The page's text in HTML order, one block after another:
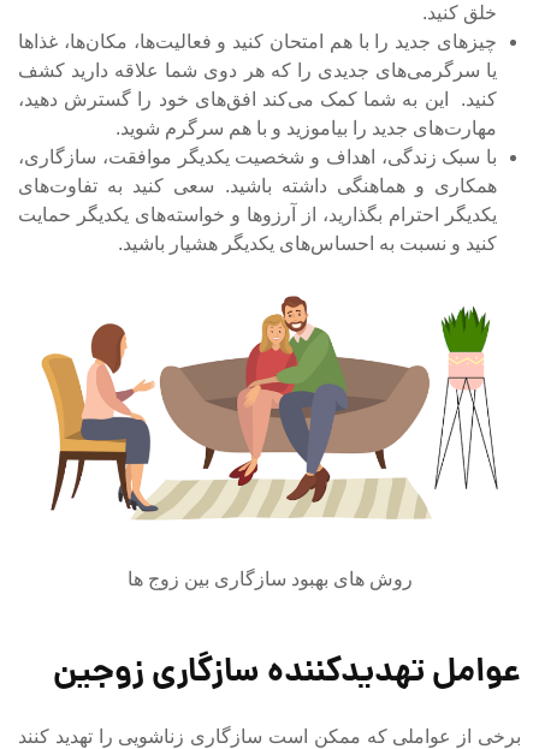
خلق کنید.
چیزهای جدید را با هم امتحان کنید و فعالیت‌ها، مکان‌ها، غذاها
یا سرگرمی‌های جدیدی را که هر دوی شما علاقه دارید کشف
کنید. این به شما کمک می‌کند افق‌های خود را گسترش دهید،
مهارت‌های جدید را بیاموزید و با هم سرگرم شوید.
با سبک زندگی، اهداف و شخصیت یکدیگر موافقت، سازگاری،
همکاری و هماهنگی داشته باشید. سعی کنید به تفاوت‌های
یکدیگر احترام بگذارید، از آرزوها و خواسته‌های یکدیگر حمایت
کنید و نسبت به احساس‌های یکدیگر هشیار باشید.
روش های بهبود سازگاری بین زوج ها
عوامل تهدیدکننده سازگاری زوجین
برخی از عواملی که ممکن است سازگاری زناشویی را تهدید کنند